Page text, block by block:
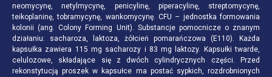
neomycynę, netylmycynę, penicylinę, piperacylinę, streptomycynę,
teikoplaninę, tobramycynę, wankomycynę. CFU – jednostka formowania
kolonii (ang. Colony Forming Unit). Substancje pomocnicze o znanym
działaniu: sacharoza, laktoza, żółcień pomarańczowa (E110). Każda
kapsułka zawiera 115 mg sacharozy i 83 mg laktozy. Kapsułki twarde,
celulozowe, składające się z dwóch cylindrycznych części. Przed
rekonstytucją proszek w kapsułce ma postać sypkich, rozdrobnionych